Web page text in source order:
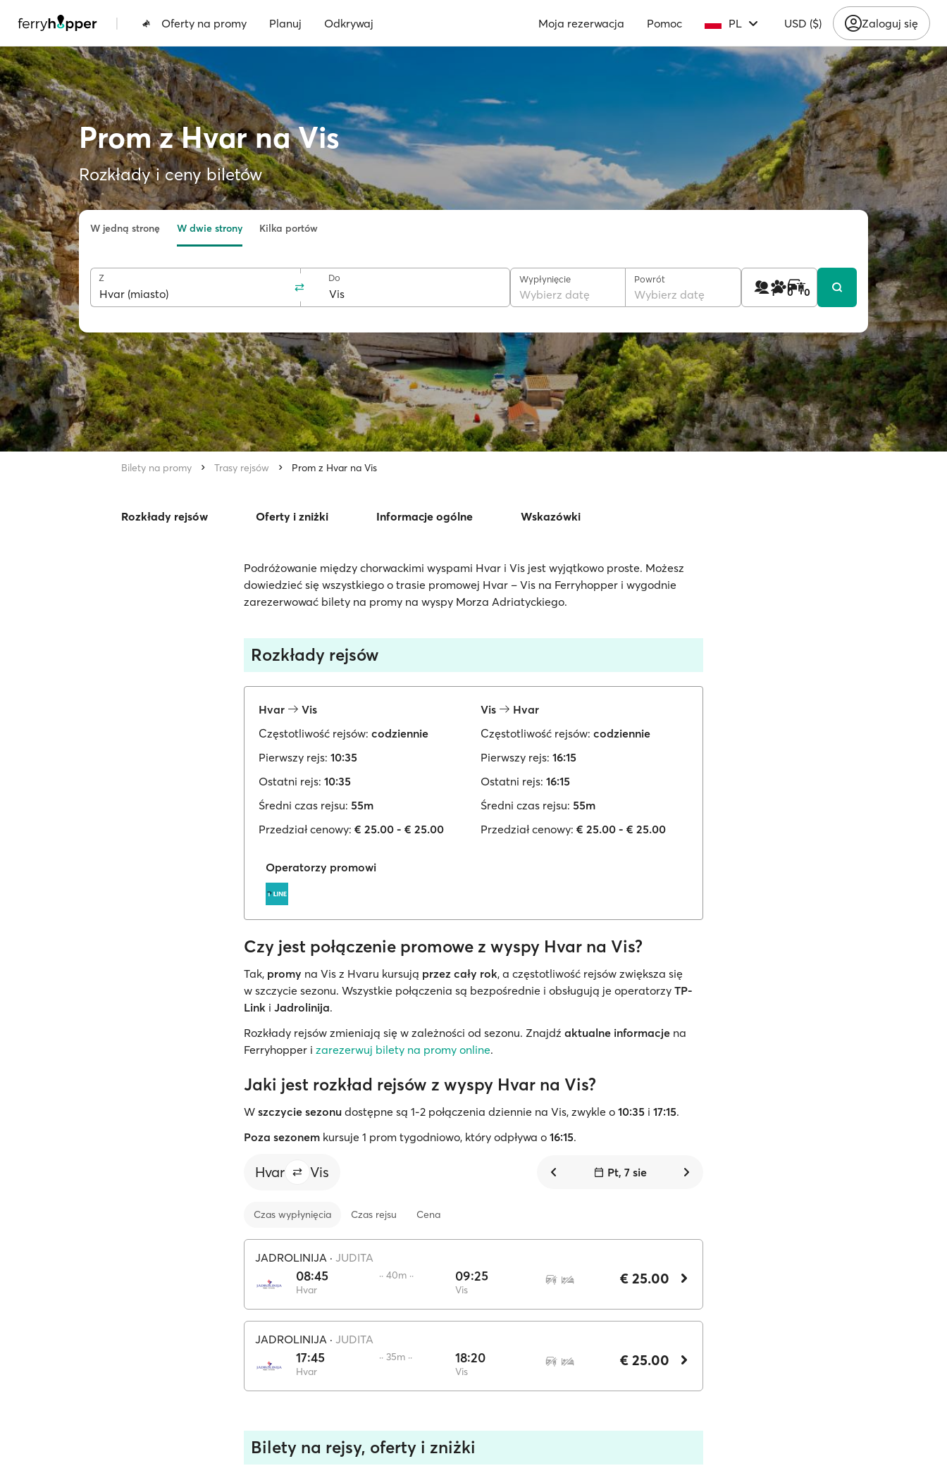
| Oferty na promy Planuj Odkrywaj Moja rezerwacja Pomoc PL USD ($) Zaloguj się
Prom z Hvar na Vis
Rozkłady i ceny biletów
W jedną stronę W dwie strony Kilka portów
Z Do Wypłynięcie
Wybierz datę
Powrót
Wybierz datę 1 0 0
Bilety na promy Trasy rejsów Prom z Hvar na Vis
Rozkłady rejsów Oferty i zniżki Informacje ogólne Wskazówki
Podróżowanie między chorwackimi wyspami Hvar i Vis jest wyjątkowo proste. Możesz
dowiedzieć się wszystkiego o trasie promowej Hvar – Vis na Ferryhopper i wygodnie
zarezerwować bilety na promy na wyspy Morza Adriatyckiego.
Rozkłady rejsów
Hvar
Vis
Częstotliwość rejsów: codziennie
Pierwszy rejs: 10:35
Ostatni rejs: 10:35
Średni czas rejsu: 55m
Przedział cenowy: € 25.00 - € 25.00
Vis
Hvar
Częstotliwość rejsów: codziennie
Pierwszy rejs: 16:15
Ostatni rejs: 16:15
Średni czas rejsu: 55m
Przedział cenowy: € 25.00 - € 25.00
Operatorzy promowi
Czy jest połączenie promowe z wyspy Hvar na Vis?
Tak, promy na Vis z Hvaru kursują przez cały rok, a częstotliwość rejsów zwiększa się
w szczycie sezonu. Wszystkie połączenia są bezpośrednie i obsługują je operatorzy TP-
Link i Jadrolinija.
Rozkłady rejsów zmieniają się w zależności od sezonu. Znajdź aktualne informacje na
Ferryhopper i zarezerwuj bilety na promy online.
Jaki jest rozkład rejsów z wyspy Hvar na Vis?
W szczycie sezonu dostępne są 1-2 połączenia dziennie na Vis, zwykle o 10:35 i 17:15.
Poza sezonem kursuje 1 prom tygodniowo, który odpływa o 16:15.
Hvar Vis Pt, 7 sie
Czas wypłynięcia Czas rejsu Cena
JADROLINIJA · JUDITA
08:45
Hvar
·· 40m ·· 09:25
Vis
€ 25.00
JADROLINIJA · JUDITA
17:45
Hvar
·· 35m ·· 18:20
Vis
€ 25.00
Bilety na rejsy, oferty i zniżki